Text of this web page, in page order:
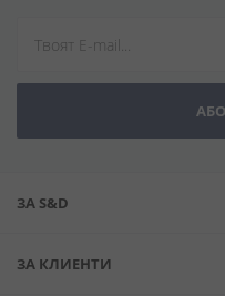
ЗА S&D
ЗА КЛИЕНТИ